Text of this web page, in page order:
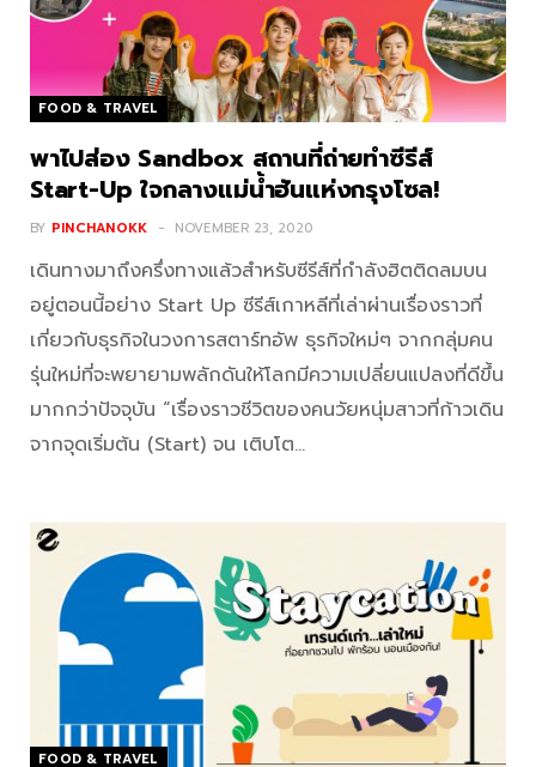
FOOD & TRAVEL
พาไปส่อง Sandbox สถานที่ถ่ายทำซีรีส์
Start-Up ใจกลางแม่น้ำฮันแห่งกรุงโซล!
BY PINCHANOKK NOVEMBER 23, 2020
เดินทางมาถึงครึ่งทางแล้วสำหรับซีรีส์ที่กำลังฮิตติดลมบน
อยู่ตอนนี้อย่าง Start Up ซีรีส์เกาหลีที่เล่าผ่านเรื่องราวที่
เกี่ยวกับธุรกิจในวงการสตาร์ทอัพ ธุรกิจใหม่ๆ จากกลุ่มคน
รุ่นใหม่ที่จะพยายามพลักดันให้โลกมีความเปลี่ยนแปลงที่ดีขึ้น
มากกว่าปัจจุบัน “เรื่องราวชีวิตของคนวัยหนุ่มสาวที่ก้าวเดิน
จากจุดเริ่มต้น (Start) จน เติบโต…
FOOD & TRAVEL